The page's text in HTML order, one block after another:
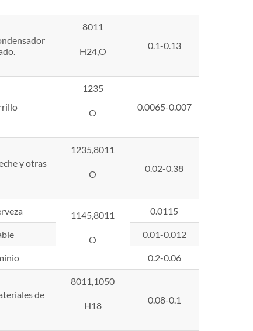
8011
H24,O
0.1-0.13
1235
O
0.0065-0.007
y otras
1235,8011
O
0.02-0.38
1145,8011
O
0.0115
0.01-0.012
0.2-0.06
de
8011,1050
H18
0.08-0.1